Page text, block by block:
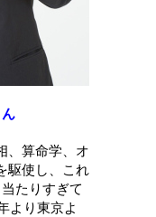
、算命学、オ
駆使し、これ
たりすぎて
より東京よ